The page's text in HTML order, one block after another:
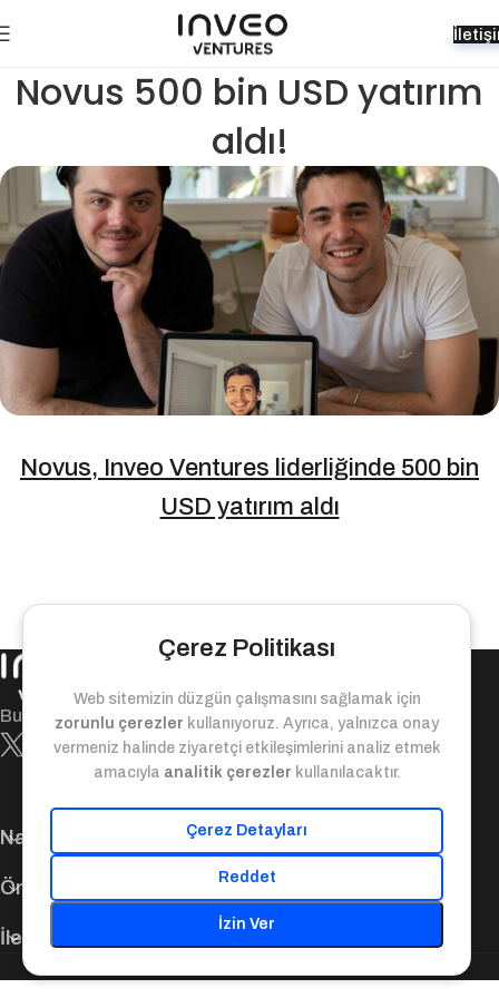
Novus 500 bin USD yatırım
aldı!
Novus, Inveo Ventures liderliğinde 500 bin
USD yatırım aldı
Bugün ile yarın arasındaki değer köprüsü!
Navigasyon
Önemli Bağlantılar
İletişim Bilgileri
Çerez Politikası
Web sitemizin düzgün çalışmasını sağlamak için
zorunlu çerezler kullanıyoruz. Ayrıca, yalnızca onay
vermeniz halinde ziyaretçi etkileşimlerini analiz etmek
amacıyla analitik çerezler kullanılacaktır.
Çerez Detayları
Reddet
İzin Ver